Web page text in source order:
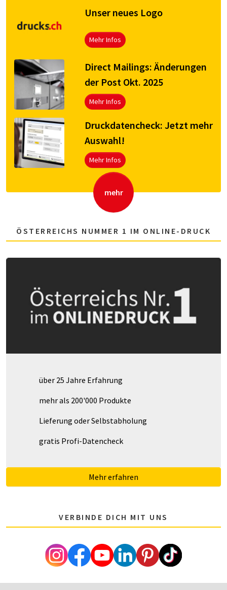
Unser neues Logo
Mehr Infos
Direct Mailings: Änderungen
der Post Okt. 2025
Mehr Infos
Druck­da­ten­check: Jetzt mehr
Aus­wahl!
Mehr Infos
mehr
ÖSTERREICHS NUMMER 1 IM ONLINE-DRUCK
über 25 Jahre Erfahrung
mehr als 200'000 Produkte
Lieferung oder Selbstabholung
gratis Profi-Datencheck
Mehr erfahren
VERBINDE DICH MIT UNS